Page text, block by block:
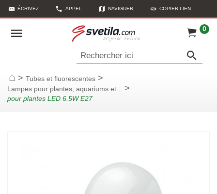
ÉCRIVEZ APPEL NAVIGUER COPIER LIEN
0
Rechercher ici
Page d'accueil
> Tubes et fluorescentes >
Lampes pour plantes, aquariums et... >
pour plantes LED 6.5W E27